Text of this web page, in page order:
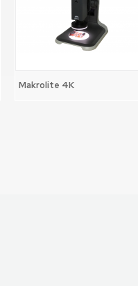
Makrolite 4K